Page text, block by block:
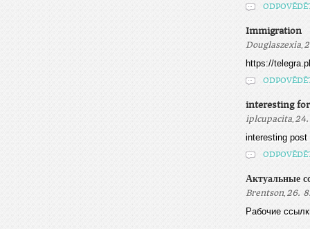
Immigration
Douglaszexia,
https://
interesting
iplcupacita,
interesting post
Актуальные
Brentson, 26.
Рабочие